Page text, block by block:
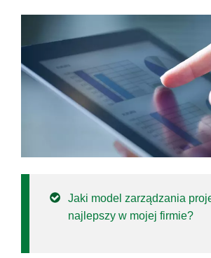
Jaki model zarządzania
najlepszy w mojej firmie?